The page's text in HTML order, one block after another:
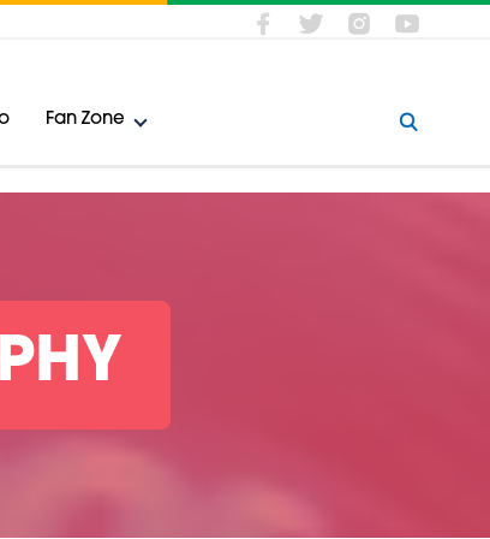
Fan Zone